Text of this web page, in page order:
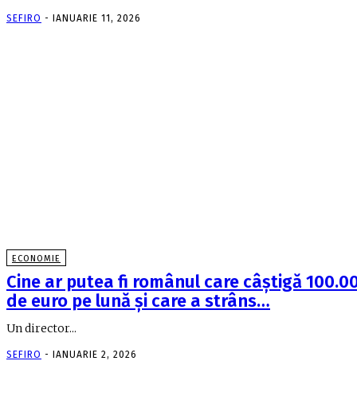
SEFIRO - IANUARIE 11, 2026
ECONOMIE
Cine ar putea fi românul care câştigă
de euro pe lună şi care a strâns…
Un director...
SEFIRO - IANUARIE 2, 2026